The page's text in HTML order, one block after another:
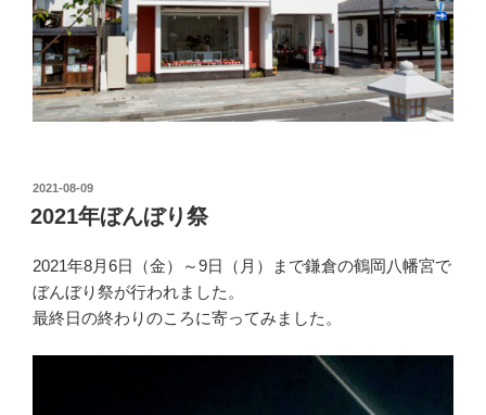
投
稿
日:
2021-08-09
2021年ぼんぼり祭
2021年8月6日（金）～9日（月）まで鎌倉の鶴岡八幡宮で
ぼんぼり祭が行われました。
最終日の終わりのころに寄ってみました。